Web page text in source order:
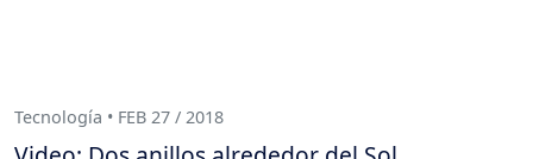
Tecnología • FEB 27 / 2018